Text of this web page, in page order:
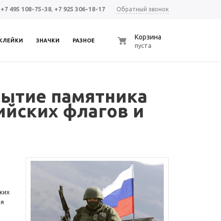
+7 495 108-75-38 +7 925 306-18-17 Обратный звонок
ЗНАЧКИ РАЗНОЕ Корзина
пуста
памятника
флагов и